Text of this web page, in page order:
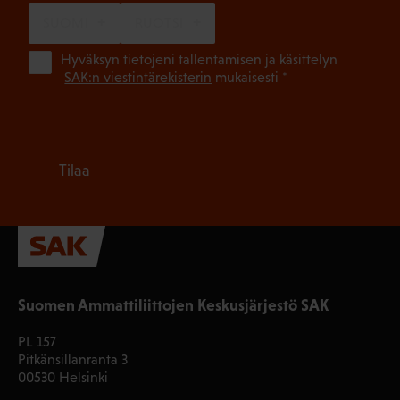
Suomen Ammattiliittojen Keskusjärjestö SAK
PL 157
Pitkänsillanranta 3
00530 Helsinki
Hyväksyn tietojeni tallentamisen ja käsittelyn
SAK:n viestintärekisterin mukaisesti *
Tilaa